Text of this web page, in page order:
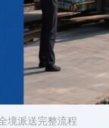
境派送完整流程